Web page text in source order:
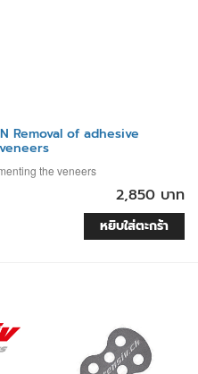
Removal of adhesive
the veneers
2,850 บาท
หยิบใส่ตะกร้า